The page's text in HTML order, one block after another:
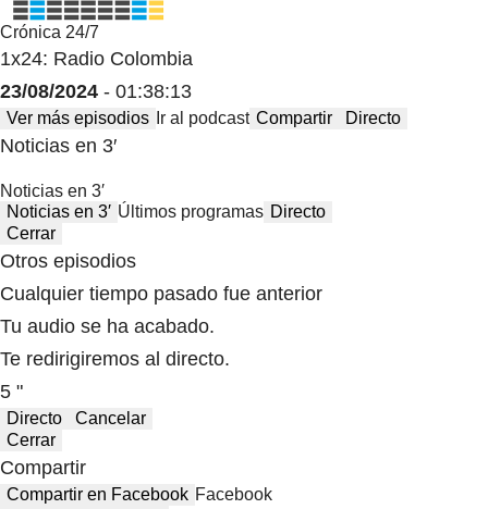
Crónica 24/7
1x24: Radio Colombia
23/08/2024 - 01:38:13
Ver más episodios Ir al podcast Compartir Directo
Noticias en 3′
Noticias en 3′
Noticias en 3′ Últimos programas Directo
Cerrar
Otros episodios
Cualquier tiempo pasado fue anterior
Tu audio se ha acabado.
Te redirigiremos al directo.
5 "
Directo
Cancelar
Cerrar
Compartir
Compartir en Facebook Facebook